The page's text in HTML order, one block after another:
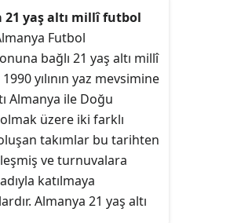
oldu. Aynı zamanda
İtalya, Fransa ve
sonra turnuvayı ikinci
olan ülkeler arasına
elinde bulundurmaktadır.
Fransa, İspanya,
Almanya, Avrupa
en fazla mali
dolayı, finalde
yarışan "Büyük Beş"
biridir. Final
ARD yayıncısına bağlı
yayınlanır.
2010 yılları olmak
yarışmayı kazanmıştır.
21 yaş altı millî futbol
Futbol
bağlı 21 yaş altı millî
1990 yılının yaz mevsimine
Almanya ile Doğu
üzere iki farklı
takımlar bu tarihten
ve turnuvalara
katılmaya
Almanya 21 yaş altı